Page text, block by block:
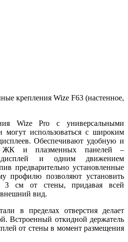
крепления Wize F63 (настенное,
Wize Pro с универсальными
могут использоваться с широким
Обеспечивают удобную и
ЖК и плазменных панелей –
дисплей и одним движением
предварительно установленные
профилю позволяют установить
3 см от стены, придавая всей
вид.
в пределах отверстия делает
Встроенный откидной держатель
от стены в момент размещения